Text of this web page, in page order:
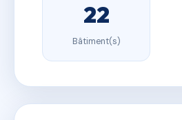
22
Bâtiment(s)